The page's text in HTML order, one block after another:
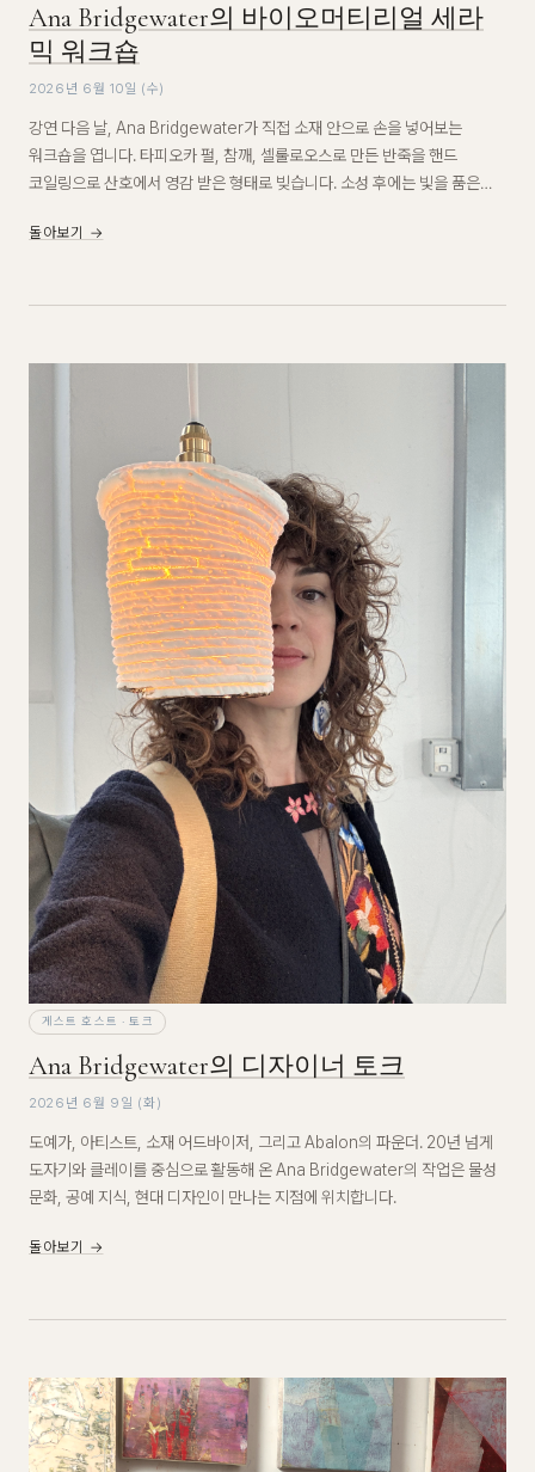
Ana Bridgewater의 바이오머티리얼 세라
믹 워크숍
2026년 6월 10일 (수)
강연 다음 날, Ana Bridgewater가 직접 소재 안으로 손을 넣어보는
워크숍을 엽니다. 타피오카 펄, 참깨, 셀룰로오스로 만든 반죽을 핸드
코일링으로 산호에서 영감 받은 형태로 빚습니다. 소성 후에는 빛을 품은
돌아보기 →
게스트 호스트 · 토크
Ana Bridgewater의 디자이너 토크
2026년 6월 9일 (화)
도예가, 아티스트, 소재 어드바이저, 그리고 Abalon의 파운더. 20년 넘게
도자기와 클레이를 중심으로 활동해 온 Ana Bridgewater의 작업은 물성
문화, 공예 지식, 현대 디자인이 만나는 지점에 위치합니다.
돌아보기 →